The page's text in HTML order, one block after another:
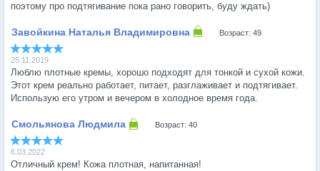
поэтому про подтягивание пока рано говорить, буду ждать)
Возраст: 49
25.11.2019
Люблю плотные кремы, хорошо подходят для тонкой и сухой кожи.
Этот крем реально работает, питает, разглаживает и подтягивает.
Использую его утром и вечером в холодное время года.
Возраст: 40
6.03.2022
Отличный крем! Кожа плотная, напитанная!